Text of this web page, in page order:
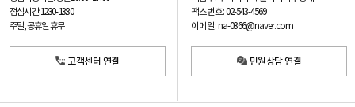
점심시간: 12:30 - 13:30
주말, 공휴일 휴무
고객센터 연결
팩스번호: 02-543-4569
이메일: na-0366@naver.com
민원상담 연결